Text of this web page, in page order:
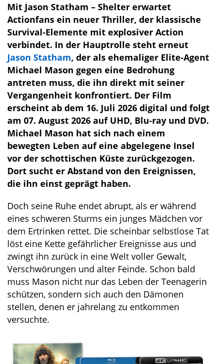
Mit Jason Statham – Shelter erwartet
Actionfans ein neuer Thriller, der klassische
Survival-Elemente mit explosiver Action
verbindet. In der Hauptrolle steht erneut
Jason Statham, der als ehemaliger Elite-Agent
Michael Mason gegen eine Bedrohung
antreten muss, die ihn direkt mit seiner
Vergangenheit konfrontiert. Der Film
erscheint ab dem 16. Juli 2026 digital und folgt
am 07. August 2026 auf UHD, Blu-ray und DVD.
Michael Mason hat sich nach einem
bewegten Leben auf eine abgelegene Insel
vor der schottischen Küste zurückgezogen.
Dort sucht er Abstand von den Ereignissen,
die ihn einst geprägt haben.
Doch seine Ruhe endet abrupt, als er während
eines schweren Sturms ein junges Mädchen vor
dem Ertrinken rettet. Die scheinbar selbstlose Tat
löst eine Kette gefährlicher Ereignisse aus und
zwingt ihn zurück in eine Welt voller Gewalt,
Verschwörungen und alter Feinde. Schon bald
muss Mason nicht nur das Leben der Teenagerin
schützen, sondern sich auch den Dämonen
stellen, denen er jahrelang zu entkommen
versuchte.